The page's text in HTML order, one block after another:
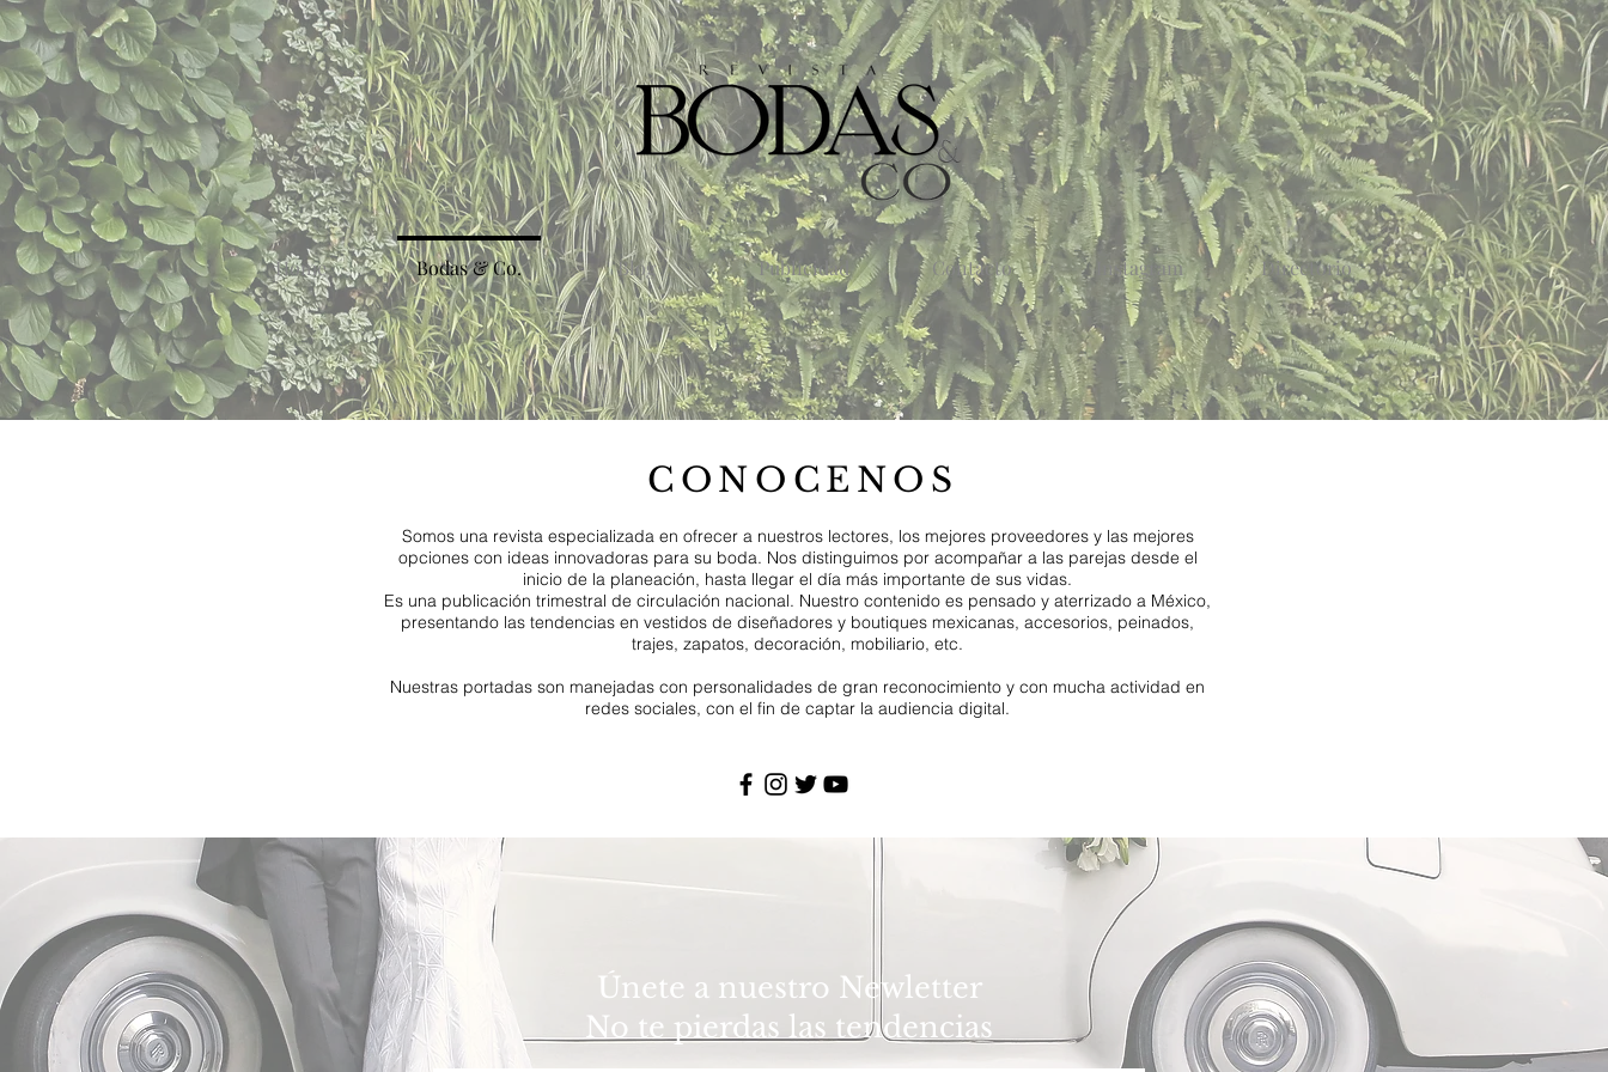
Home Bodas & Co. Blog Publicidad Contacto Instagram Directorio
CONOCENOS
Somos una revista especializada en ofrecer a nuestros lectores, los mejores proveedores y las mejores
opciones con ideas innovadoras para su boda. Nos distinguimos por acompañar a las parejas desde el
inicio de la planeación, hasta llegar el día más importante de sus vidas.
Es una publicación trimestral de circulación nacional. Nuestro contenido es pensado y aterrizado a México,
presentando las tendencias en vestidos de diseñadores y boutiques mexicanas, accesorios, peinados,
trajes, zapatos, decoración, mobiliario, etc.
Nuestras portadas son manejadas con personalidades de gran reconocimiento y con mucha actividad en
redes sociales, con el fin de captar la audiencia digital.
Únete a nuestro Newletter
No te pierdas las tendencias